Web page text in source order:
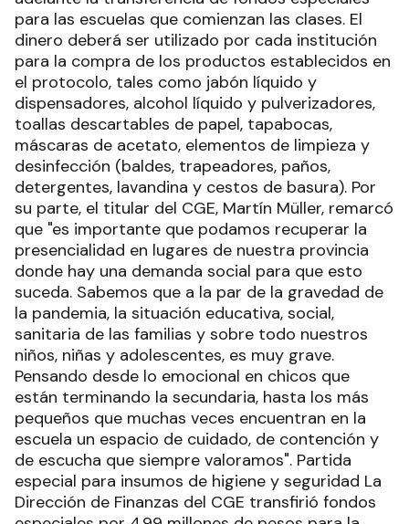
para las escuelas que comienzan las clases. El
dinero deberá ser utilizado por cada institución
para la compra de los productos establecidos en
el protocolo, tales como jabón líquido y
dispensadores, alcohol líquido y pulverizadores,
toallas descartables de papel, tapabocas,
máscaras de acetato, elementos de limpieza y
desinfección (baldes, trapeadores, paños,
detergentes, lavandina y cestos de basura). Por
su parte, el titular del CGE, Martín Müller, remarcó
que "es importante que podamos recuperar la
presencialidad en lugares de nuestra provincia
donde hay una demanda social para que esto
suceda. Sabemos que a la par de la gravedad de
la pandemia, la situación educativa, social,
sanitaria de las familias y sobre todo nuestros
niños, niñas y adolescentes, es muy grave.
Pensando desde lo emocional en chicos que
están terminando la secundaria, hasta los más
pequeños que muchas veces encuentran en la
escuela un espacio de cuidado, de contención y
de escucha que siempre valoramos". Partida
especial para insumos de higiene y seguridad La
Dirección de Finanzas del CGE transfirió fondos